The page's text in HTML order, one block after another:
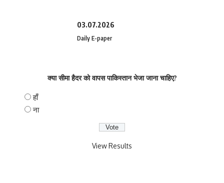
03.07.2026
Daily E-paper
क्या सीमा हैदर को वापस पाकिस्तान भेजा जाना चाहिए?
हाँ
ना
View Results